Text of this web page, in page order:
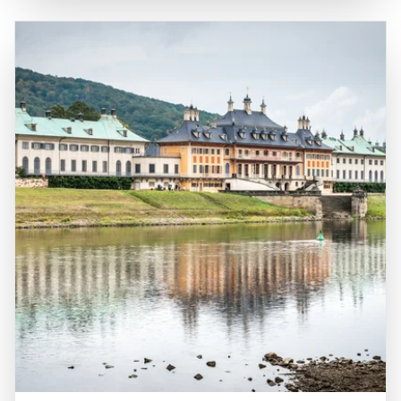
geologische Wunder sind, sondern auch eine reiche
Gelegenheit, die unberührte Natur zu genießen, sportliche
Aktivitäten auszuprobieren und die faszinierende
Geschichte der Region zu entdecken.
zu einem idealen Ausgangspunkt für Erkundungen der
umliegenden Städte und Sehenswürdigkeiten, wie der
Stadt Pirna und der tschechischen Stadt Děčín. Die
Kombination aus der spektakulären Natur, den vielfältigen
Freizeitmöglichkeiten und der kulturellen Bedeutung
macht die Sächsische Schweiz zu einem bereichernden
Erlebnis für alle, die die Schönheit und Vielfalt dieser
einzigartigen Region entdecken möchten.